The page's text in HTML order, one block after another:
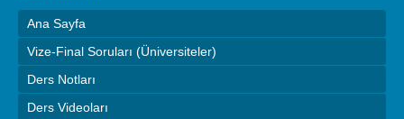
Ana Sayfa
Vize-Final Soruları (Üniversiteler)
Ders Notları
Ders Videoları